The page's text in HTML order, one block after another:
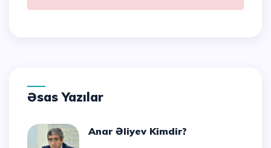
Əsas Yazılar
Anar Əliyev Kimdir?